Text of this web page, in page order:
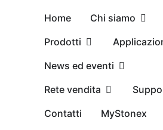
Home
Chi siamo
Prodotti
News ed eventi
Rete vendita
Contatti
MyStonex